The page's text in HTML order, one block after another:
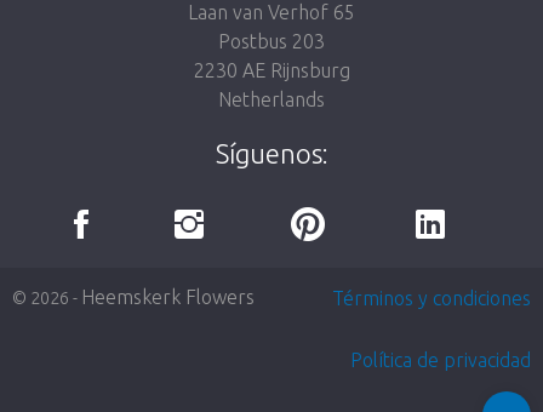
Laan van Verhof 65
Postbus 203
2230 AE Rijnsburg
Netherlands
Síguenos:
© 2026 - Heemskerk Flowers Términos y condiciones
Política de privacidad